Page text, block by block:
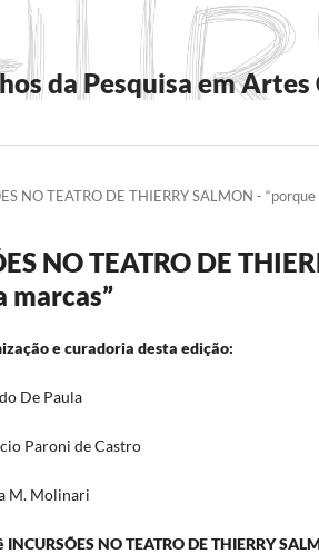
da Pesquisa em Artes
NO TEATRO DE THIERRY SALMON -
NO TEATRO DE
marcas”
e curadoria desta edição:
De Paula
Paroni de Castro
M. Molinari
INCURSÕES NO TEATRO DE THIERRY